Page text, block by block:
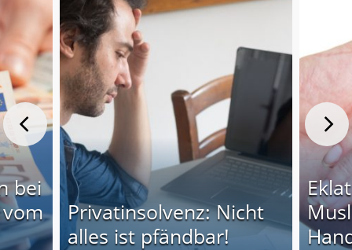
bei
Privatinsolvenz: Nicht
alles ist pfändbar!